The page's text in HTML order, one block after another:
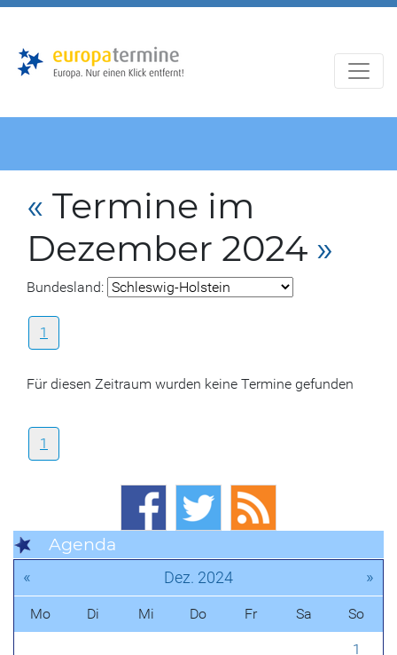
« Termine im
Dezember 2024 »
Bundesland:
1
Für diesen Zeitraum wurden keine Termine gefunden
1
Agenda
« Dez. 2024 »
Mo Di Mi Do Fr Sa So
1